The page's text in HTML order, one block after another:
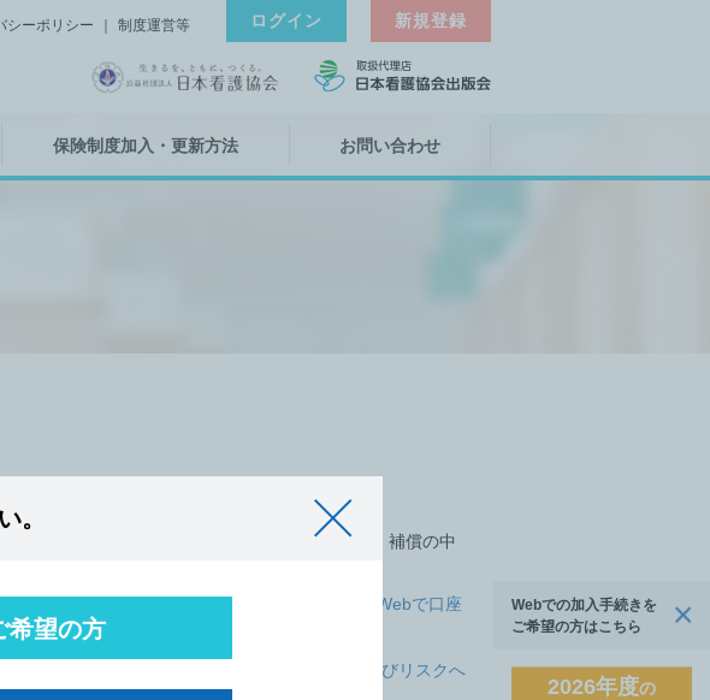
シーポリシー 制度運営等 ログイン 新規登録
保険制度加入・更新方法 お問い合わせ
2026/9/1～2027/4/1まで（7ヵ月、掛金1,900円）補償の中
ます！2026年12月からの2027年度募集の際に、Webで口座
ります。
～看護職を取り巻くリスクに対する注意喚起およびリスクへ
。
希望の方
Webでの加入手続きを
ご希望の方はこちら
2026年度の